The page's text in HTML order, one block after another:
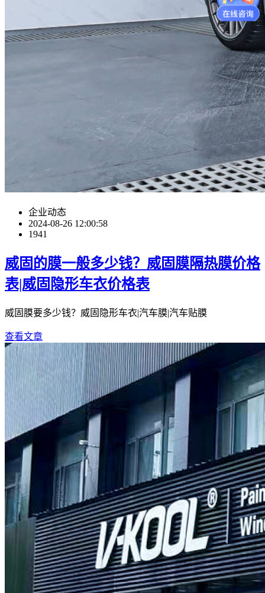
企业动态
2024-08-26 12:00:58
1941
威固的膜一般多少钱？威固膜隔热膜价格
表|威固隐形车衣价格表
威固膜要多少钱？威固隐形车衣|汽车膜|汽车贴膜
查看文章